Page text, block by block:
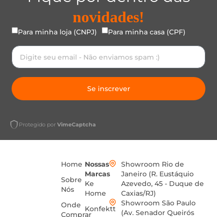
novidades!
Para minha loja (CNPJ) Para minha casa (CPF)
Se inscrever
Protegido por VimeCaptcha
Home
Sobre
Nós
Onde
Comprar
Nossas
Marcas
Ke
Home
Konfektt
Showroom Rio de
Janeiro (R. Eustáquio
Azevedo, 45 - Duque de
Caxias/RJ)
Showroom São Paulo
(Av. Senador Queirós